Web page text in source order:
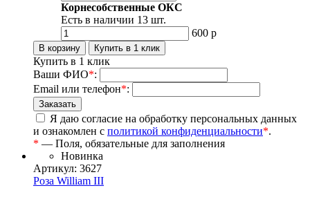
Корнесобственные ОКС
Есть в наличии 13 шт.
600 р
Купить в 1 клик
Ваши ФИО*:
Email или телефон*:
Я даю согласие на обработку персональных данных
и ознакомлен с политикой конфиденциальности*.
* — Поля, обязательные для заполнения
Новинка
Артикул: 3627
Роза William III